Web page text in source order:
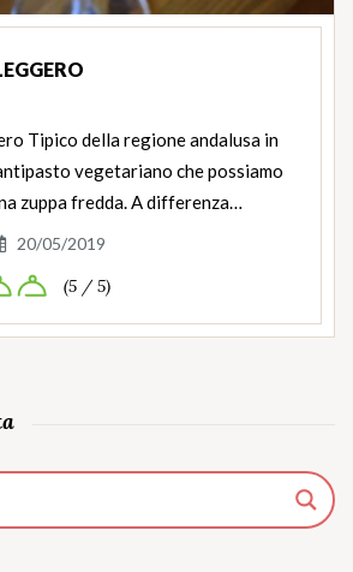
Tipico della regione andalusa in
vegetariano che possiamo
zuppa fredda. A differenza…
20/05/2019
(5 / 5)